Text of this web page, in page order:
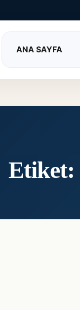
ANA SAYFA
Etiket: